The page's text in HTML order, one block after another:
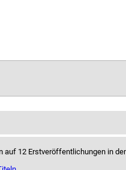
auf 12 Erstveröffentlichungen in